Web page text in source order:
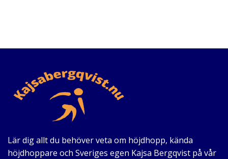
Lär dig allt du behöver veta om höjdhopp, kända
höjdhoppare och Sveriges egen Kajsa Bergqvist på vår